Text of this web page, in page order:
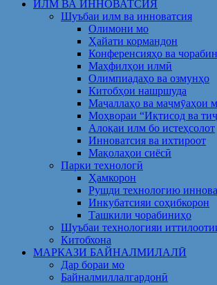
ИЛМ ВА ИННОВАТСИЯ
Шуъбаи илм ва инноватсия
Олимони мо
Ҳайати кормандон
Конференсияҳо ва
Маҳфилҳои илмӣ
Олимпиадаҳо ва озмунҳо
Китобҳои нашршуда
Маҷаллаҳо ва маҷмӯаҳои
Моҳвораи “Иқтисод ва
Алоқаи илм бо истеҳсолот
Инноватсия ва ихтироот
Мақолаҳои сиёсӣ
Парки технологӣ
Ҳамкорон
Рушди технологию
Инкубатсияи соҳибкорон
Ташкили чорабиниҳо
Шуъбаи технологияи
Китобхона
МАРКАЗИ БАЙНАЛМИЛАЛӢ
Дар бораи мо
Байналмиллалгардонӣ